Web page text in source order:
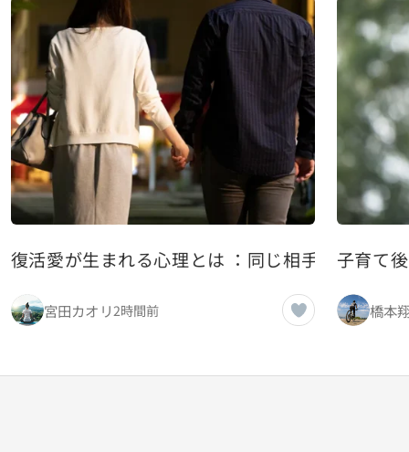
復活愛が生まれる心理とは ：同じ相手にもう一
宮田カオリ2時間前
子育て
橋本